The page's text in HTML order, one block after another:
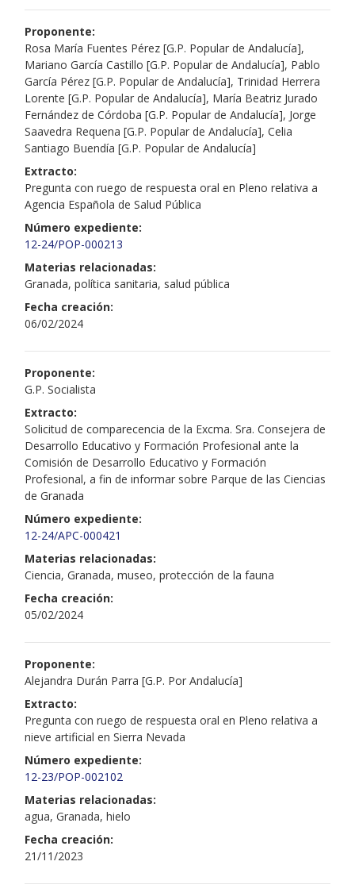
Proponente:
Rosa María Fuentes Pérez [G.P. Popular de Andalucía],
Mariano García Castillo [G.P. Popular de Andalucía], Pablo
García Pérez [G.P. Popular de Andalucía], Trinidad Herrera
Lorente [G.P. Popular de Andalucía], María Beatriz Jurado
Fernández de Córdoba [G.P. Popular de Andalucía], Jorge
Saavedra Requena [G.P. Popular de Andalucía], Celia
Santiago Buendía [G.P. Popular de Andalucía]
Extracto:
Pregunta con ruego de respuesta oral en Pleno relativa a
Agencia Española de Salud Pública
Número expediente:
12-24/POP-000213
Materias relacionadas:
Granada, política sanitaria, salud pública
Fecha creación:
06/02/2024
Proponente:
G.P. Socialista
Extracto:
Solicitud de comparecencia de la Excma. Sra. Consejera de
Desarrollo Educativo y Formación Profesional ante la
Comisión de Desarrollo Educativo y Formación
Profesional, a fin de informar sobre Parque de las Ciencias
de Granada
Número expediente:
12-24/APC-000421
Materias relacionadas:
Ciencia, Granada, museo, protección de la fauna
Fecha creación:
05/02/2024
Proponente:
Alejandra Durán Parra [G.P. Por Andalucía]
Extracto:
Pregunta con ruego de respuesta oral en Pleno relativa a
nieve artificial en Sierra Nevada
Número expediente:
12-23/POP-002102
Materias relacionadas:
agua, Granada, hielo
Fecha creación:
21/11/2023